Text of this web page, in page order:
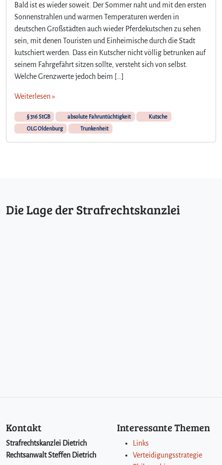
Bald ist es wieder soweit. Der Sommer naht und mit den ersten
Sonnenstrahlen und warmen Temperaturen werden in
deutschen Großstädten auch wieder Pferdekutschen zu sehen
sein, mit denen Touristen und Einheimische durch die Stadt
kutschiert werden. Dass ein Kutscher nicht völlig betrunken auf
seinem Fahrgefährt sitzen sollte, versteht sich von selbst.
Welche Grenzwerte jedoch beim […]
Weiterlesen »
§ 316 StGB absolute Fahruntüchtigkeit
Kutsche
OLG Oldenburg
Trunkenheit
Die Lage der Strafrechtskanzlei
Kontakt
Strafrechtskanzlei Dietrich
Rechtsanwalt Steffen Dietrich
Interessante Themen
Links
Verteidigungsstrategie